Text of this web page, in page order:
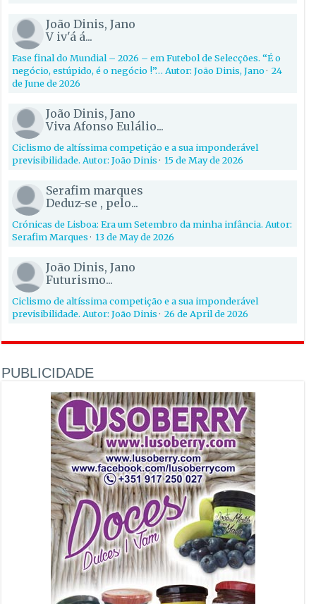
João Dinis, Jano
V iv'á á...
Fase final do Mundial – 2026 – em Futebol de Selecções. “É o
negócio, estúpido, é o negócio !”… Autor: João Dinis, Jano·24
de June de 2026
João Dinis, Jano
Viva Afonso Eulálio...
Ciclismo de altíssima competição e a sua imponderável
previsibilidade. Autor: João Dinis·15 de May de 2026
Serafim marques
Deduz-se , pelo...
Crónicas de Lisboa: Era um Setembro da minha infância. Autor:
Serafim Marques·13 de May de 2026
João Dinis, Jano
Futurismo...
Ciclismo de altíssima competição e a sua imponderável
previsibilidade. Autor: João Dinis·26 de April de 2026
PUBLICIDADE